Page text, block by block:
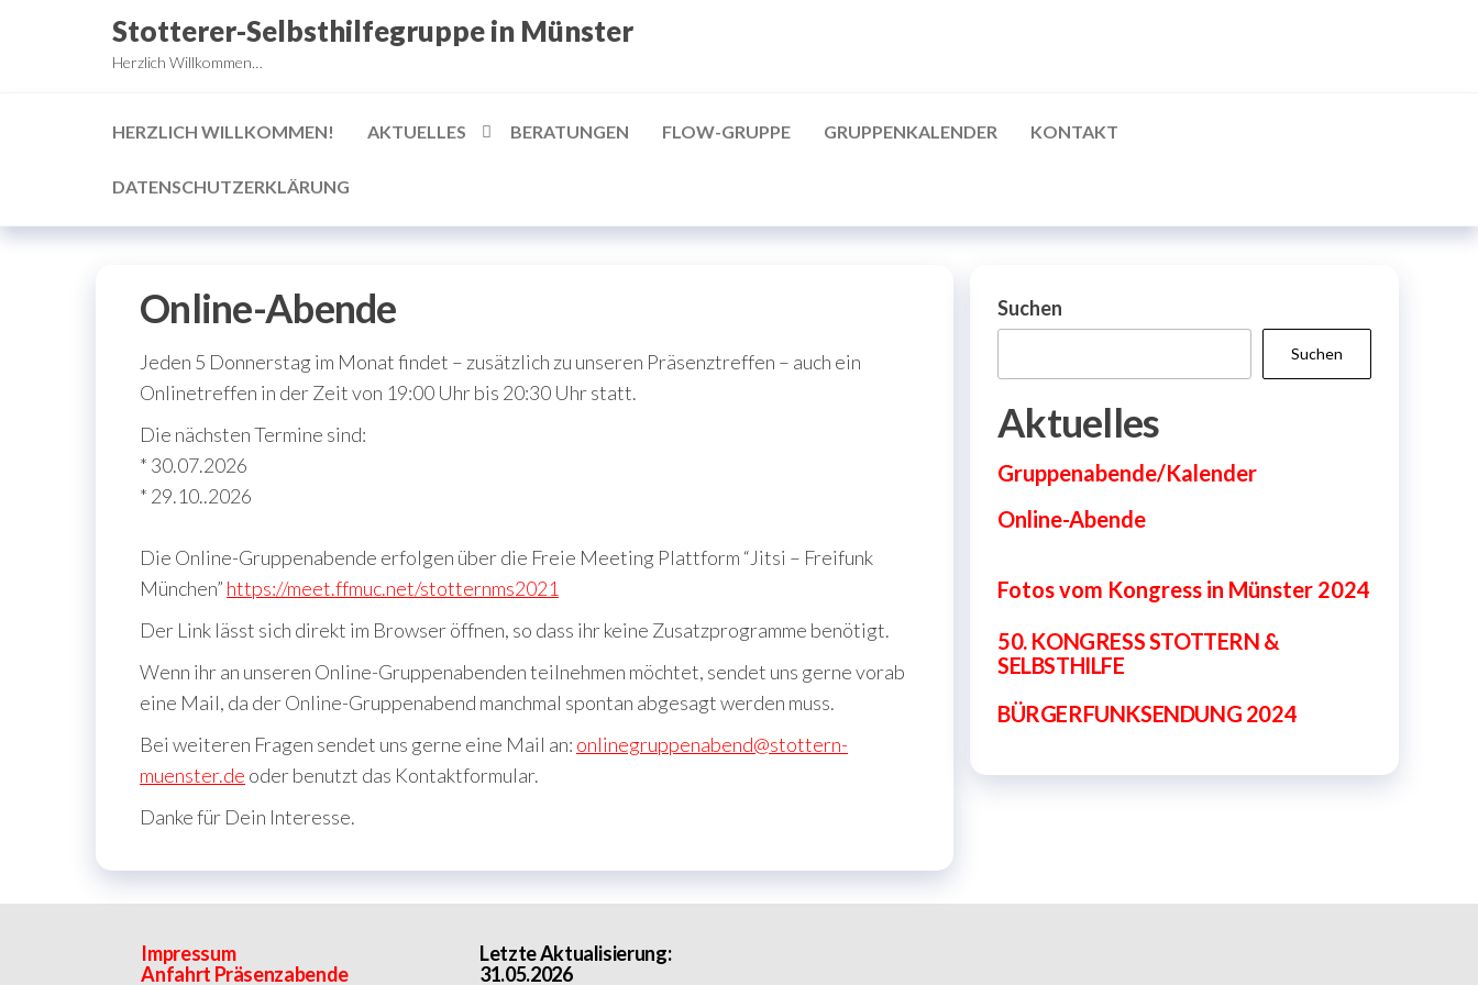
Stotterer-Selbsthilfegruppe in Münster
Herzlich Willkommen…
HERZLICH WILLKOMMEN! AKTUELLES BERATUNGEN FLOW-GRUPPE GRUPPENKALENDER KONTAKT
DATENSCHUTZERKLÄRUNG
Online-Abende
Jeden 5 Donnerstag im Monat findet – zusätzlich zu unseren Präsenztreffen – auch ein
Onlinetreffen in der Zeit von 19:00 Uhr bis 20:30 Uhr statt.
Die nächsten Termine sind:
* 30.07.2026
* 29.10..2026
Die Online-Gruppenabende erfolgen über die Freie Meeting Plattform “Jitsi – Freifunk
München” https://meet.ffmuc.net/stotternms2021
Der Link lässt sich direkt im Browser öffnen, so dass ihr keine Zusatzprogramme benötigt.
Wenn ihr an unseren Online-Gruppenabenden teilnehmen möchtet, sendet uns gerne vorab
eine Mail, da der Online-Gruppenabend manchmal spontan abgesagt werden muss.
Bei weiteren Fragen sendet uns gerne eine Mail an: onlinegruppenabend@stottern-
muenster.de oder benutzt das Kontaktformular.
Danke für Dein Interesse.
Suchen
Suchen
Aktuelles
Gruppenabende/Kalender
Online-Abende
Fotos vom Kongress in Münster 2024
50. KONGRESSSTOTTERN &
SELBSTHILFE
BÜRGERFUNKSENDUNG 2024
Impressum
Anfahrt Präsenzabende
Letzte Aktualisierung:
31.05.2026